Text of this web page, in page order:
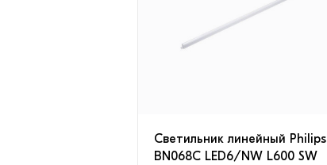
Светильник линейный Philips
BN068C LED6/NW L600 SW